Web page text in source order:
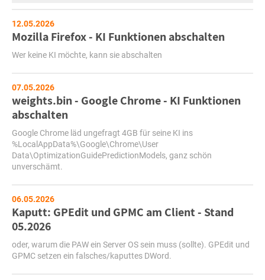
12.05.2026
Mozilla Firefox - KI Funktionen abschalten
Wer keine KI möchte, kann sie abschalten
07.05.2026
weights.bin - Google Chrome - KI Funktionen
abschalten
Google Chrome läd ungefragt 4GB für seine KI ins
%LocalAppData%\Google\Chrome\User
Data\OptimizationGuidePredictionModels, ganz schön
unverschämt.
06.05.2026
Kaputt: GPEdit und GPMC am Client - Stand
05.2026
oder, warum die PAW ein Server OS sein muss (sollte). GPEdit und
GPMC setzen ein falsches/kaputtes DWord.